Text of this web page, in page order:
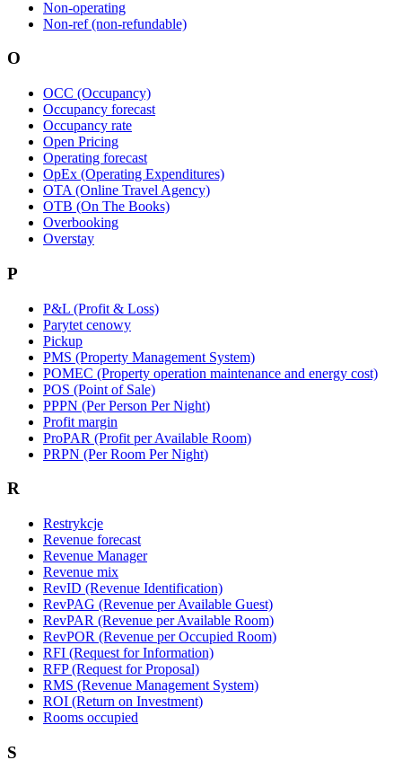
Non-operating
Non-ref (non-refundable)
O
OCC (Occupancy)
Occupancy forecast
Occupancy rate
Open Pricing
Operating forecast
OpEx (Operating Expenditures)
OTA (Online Travel Agency)
OTB (On The Books)
Overbooking
Overstay
P
P&L (Profit & Loss)
Parytet cenowy
Pickup
PMS (Property Management System)
POMEC (Property operation maintenance and energy cost)
POS (Point of Sale)
PPPN (Per Person Per Night)
Profit margin
ProPAR (Profit per Available Room)
PRPN (Per Room Per Night)
R
Restrykcje
Revenue forecast
Revenue Manager
Revenue mix
RevID (Revenue Identification)
RevPAG (Revenue per Available Guest)
RevPAR (Revenue per Available Room)
RevPOR (Revenue per Occupied Room)
RFI (Request for Information)
RFP (Request for Proposal)
RMS (Revenue Management System)
ROI (Return on Investment)
Rooms occupied
S